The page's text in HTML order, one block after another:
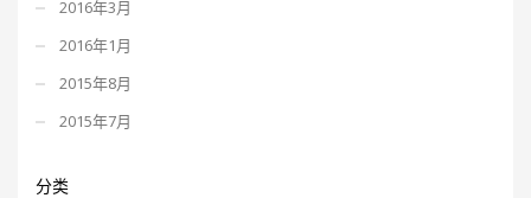
2016年3月
2016年1月
2015年8月
2015年7月
分类